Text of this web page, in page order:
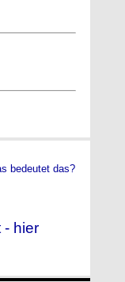
bedeutet das?
- hier